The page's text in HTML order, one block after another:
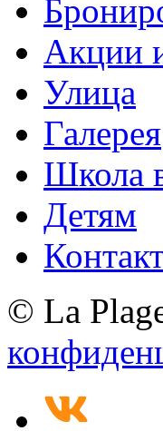
Акции
Улица
Галерея
Школа
Детям
© La